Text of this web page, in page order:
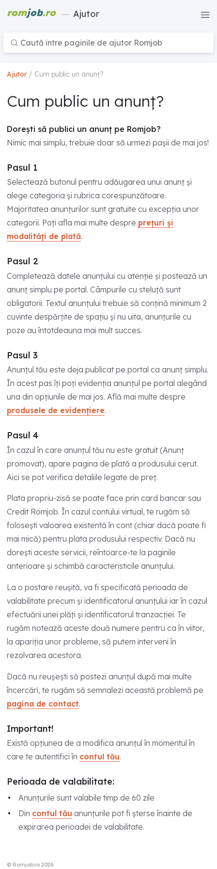
romjob.ro — Ajutor
© Romjob.ro 2026
Ajutor / Cum public un anunț?
Cum public un anunț?
Dorești să publici un anunț pe Romjob?
Nimic mai simplu, trebuie doar să urmezi pașii de mai jos!
Pasul 1
Selectează butonul pentru adăugarea unui anunț și
alege categoria și rubrica corespunzătoare.
Majoritatea anunțurilor sunt gratuite cu excepția unor
categorii. Poți afla mai multe despre prețuri și
modalități de plată.
Pasul 2
Completează datele anunțului cu atenție și postează un
anunț simplu pe portal. Câmpurile cu steluță sunt
obligatorii. Textul anunțului trebuie să conțină minimum 2
cuvinte despărțite de spațiu și nu uita, anunțurile cu
poze au întotdeauna mai mult succes.
Pasul 3
Anunțul tău este deja publicat pe portal ca anunț simplu.
În acest pas îți poți evidenția anunțul pe portal alegând
una din opțiunile de mai jos. Află mai multe despre
produsele de evidențiere.
Pasul 4
În cazul în care anunțul tău nu este gratuit (Anunț
promovat), apare pagina de plată a produsului cerut.
Aici se pot verifica detaliile legate de preț.
Plata propriu-zisă se poate face prin card bancar sau
Credit Romjob. În cazul contului virtual, te rugăm să
folosești valoarea existentă în cont (chiar dacă poate fi
mai mică) pentru plata produsului respectiv. Dacă nu
dorești aceste servicii, reîntoarce-te la paginile
anterioare și schimbă caracteristicile anunțului.
La o postare reușită, va fi specificată perioada de
valabilitate precum și identificatorul anunțului iar în cazul
efectuării unei plăți și identificatorul tranzacției. Te
rugăm notează aceste două numere pentru ca în viitor,
la apariția unor probleme, să putem interveni în
rezolvarea acestora.
Dacă nu reușești să postezi anunțul după mai multe
încercări, te rugăm să semnalezi această problemă pe
pagina de contact.
Important!
Există opțiunea de a modifica anunțul în momentul în
care te autentifici în contul tău.
Perioada de valabilitate:
Anunțurile sunt valabile timp de 60 zile
Din contul tău anunțurile pot fi șterse înainte de
expirarea perioadei de valabilitate.